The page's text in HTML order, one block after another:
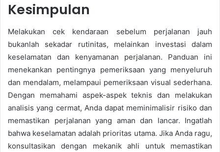
Kesimpulan
Melakukan cek kendaraan sebelum perjalanan jauh
bukanlah sekadar rutinitas, melainkan investasi dalam
keselamatan dan kenyamanan perjalanan. Panduan ini
menekankan pentingnya pemeriksaan yang menyeluruh
dan mendalam, melampaui pemeriksaan visual sederhana.
Dengan memahami aspek-aspek teknis dan melakukan
analisis yang cermat, Anda dapat meminimalisir risiko dan
memastikan perjalanan yang aman dan lancar. Ingatlah
bahwa keselamatan adalah prioritas utama. Jika Anda ragu,
konsultasikan dengan mekanik ahli untuk memastikan